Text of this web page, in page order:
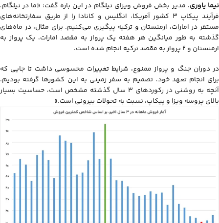
نیما یاوری، مدیر بخش فروش ویزای نیلگام در این باره گفت: «ما در نیلگام،
فرآیند پیکاپ ۳ کشور آمریکا، انگلیس و کانادا را از طریق سفارتخانه‌های
مستقر در امارات، ارمنستان و ترکیه پیگیری می‌کنیم. برای مثال، در ماه‌های
گذشته به طور میانگین هر هفته یک پرواز به مقصد امارات، یک پرواز به
ارمنستان و ۲ پرواز به مقصد ترکیه انجام شده است.
در دوران جنگ و پرواز ممنوع، شرایط تغییرات محسوسی داشت تا جایی که
برای انجام تعهد خود، تصمیم به سفر زمینی به این کشورها گرفته بودیم.
آنچه به روشنی در رکوردهای ۳ سال گذشته مشخص است، حساسیت بسیار
بالای پروسه ویزا و پیکاپ، نسبت به تحولات بیرونی است.»